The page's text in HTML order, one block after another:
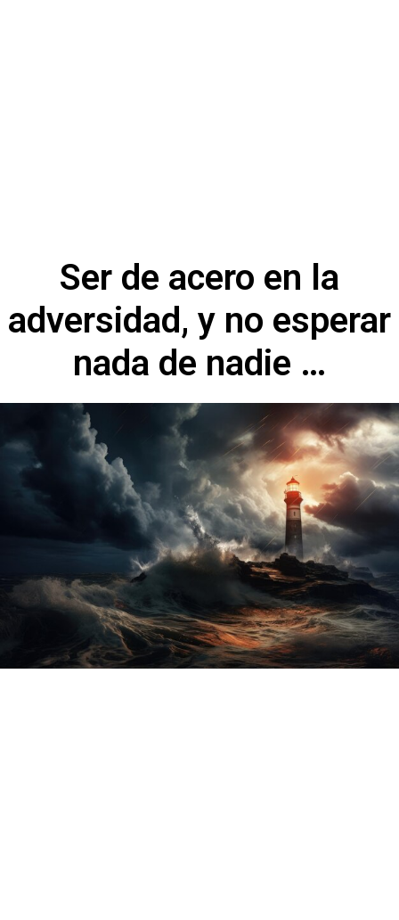
Ser de acero en la
adversidad, y no esperar
nada de nadie …